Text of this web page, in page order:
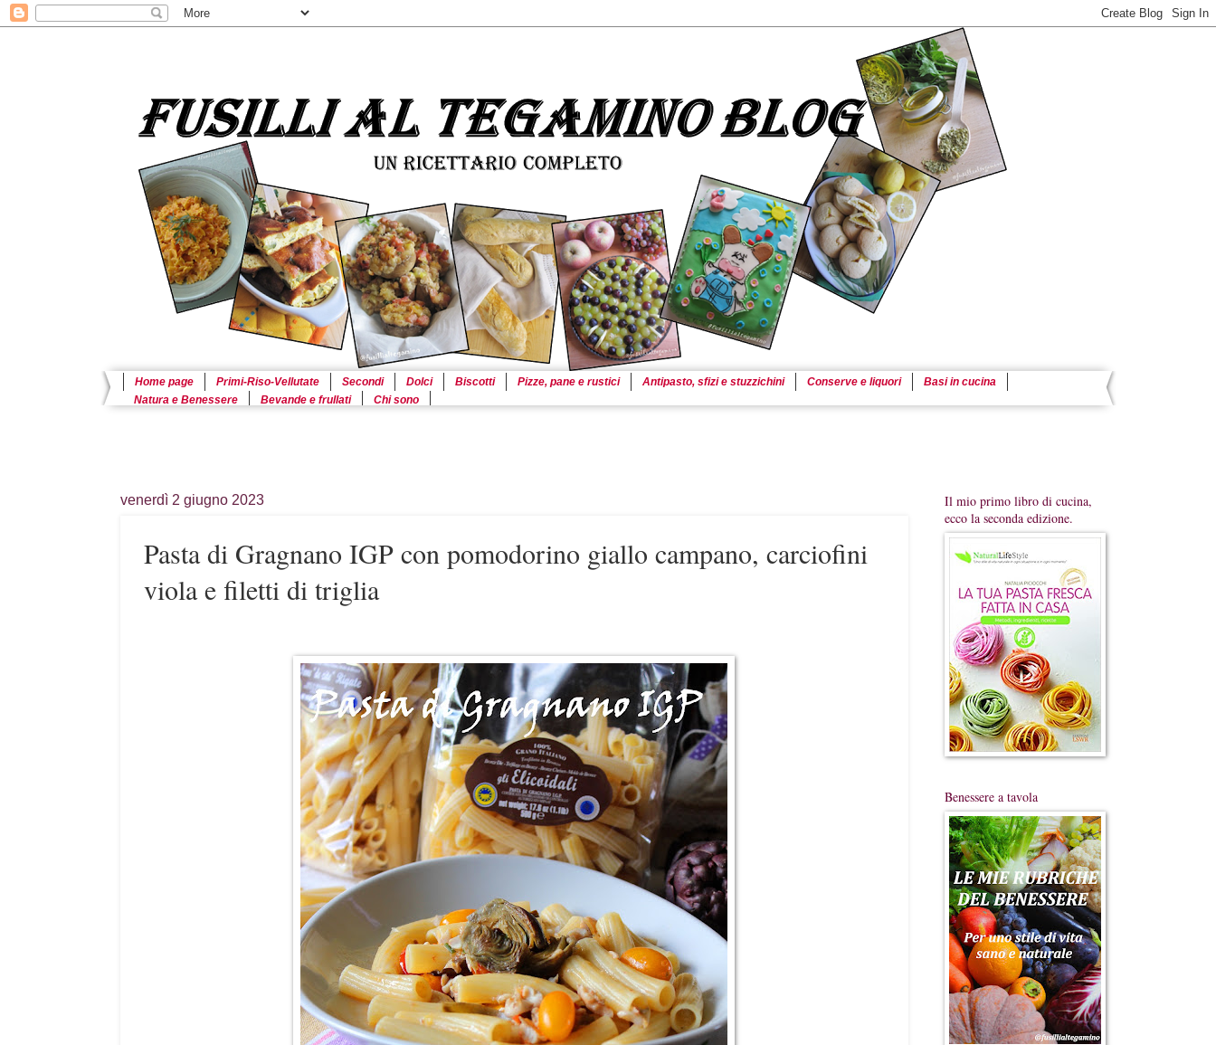
Home page Primi-Riso-Vellutate Secondi Dolci Biscotti Pizze, pane e rustici Antipasto, sfizi e stuzzichini Conserve e liquori
Basi in cucina
Natura e Benessere
Bevande e frullati Chi sono
venerdì 2 giugno 2023
Pasta di Gragnano IGP con pomodorino giallo campano, carciofini
viola e filetti di triglia
Il mio primo libro di cucina,
ecco la seconda edizione.
Benessere a tavola